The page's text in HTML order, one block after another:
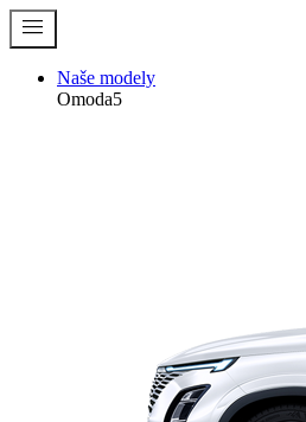
menu
Naše modely
Omoda5